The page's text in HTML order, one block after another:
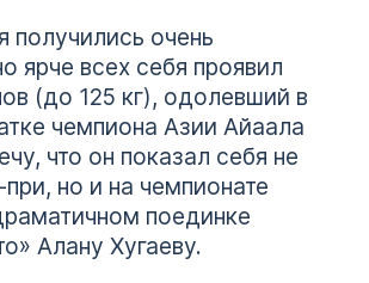
получились очень
ярче всех себя проявил
(до 125 кг), одолевший в
чемпиона Азии Айаала
что он показал себя не
но и на чемпионате
поединке
Алану Хугаеву.